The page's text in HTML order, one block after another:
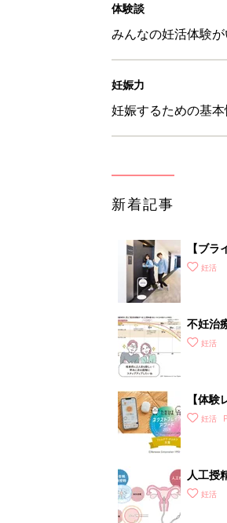
体験談
みんなの妊活体験
妊娠力
妊娠するための基本
新着記事
【ブ
タート
妊活
不妊治
妊活
【体
妊活
人工授
妊活